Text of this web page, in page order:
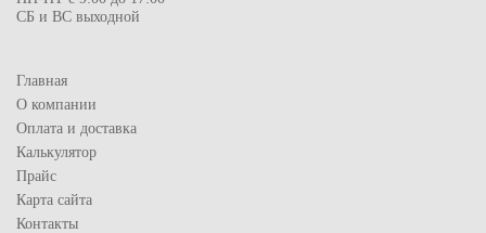
СБ и ВС выходной
Главная
О компании
Оплата и доставка
Калькулятор
Прайс
Карта сайта
Контакты